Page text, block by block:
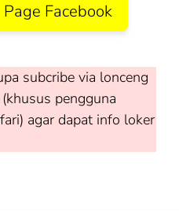
Page Facebook
subcribe via lonceng
pengguna
agar dapat info loker